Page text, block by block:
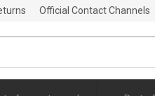
Official Contact Channels